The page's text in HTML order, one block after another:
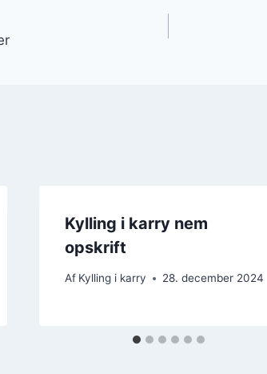
Kylling i karry nem
opskrift
Af Kylling i karry 28. december 2024